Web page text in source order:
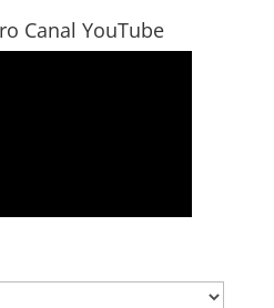
Canal YouTube